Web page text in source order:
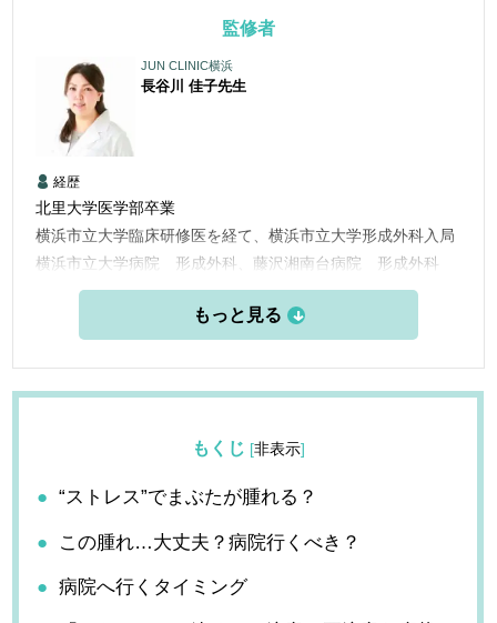
監修者
JUN CLINIC横浜
長谷川 佳子先生
経歴
北里大学医学部卒業
横浜市立大学臨床研修医を経て、横浜市立大学形成外科入局
横浜市立大学病院 形成外科、藤沢湘南台病院 形成外科
横浜市立大学附属市民総合医療センター 形成外科
横浜栄共済病院 形成外科
2021年 ルサンククリニック銀座院 院長
を経て2024年JUN CLINIC横浜 就任
もくじ [非表示]
“ストレス”でまぶたが腫れる？
この腫れ…大丈夫？病院行くべき？
病院へ行くタイミング